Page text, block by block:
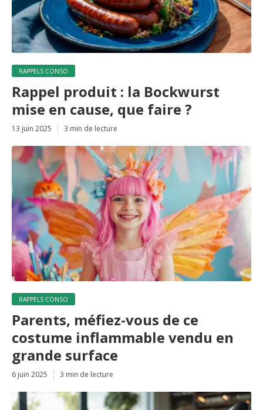
RAPPELS CONSO
Rappel produit : la Bockwurst
mise en cause, que faire ?
13 juin 2025 3 min de lecture
RAPPELS CONSO
Parents, méfiez-vous de ce
costume inflammable vendu en
grande surface
6 juin 2025 3 min de lecture